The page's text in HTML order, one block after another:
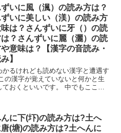
ずいに風（渢）の読み方は？
ずいに美しい（渼）の読み方
は？さんずいに牙（）の読
？さんずいに麗（灑）の読
意味は？【漢字の音読み・
】
るけれども読めない漢字と遭遇す
の漢字が覚えていないと何かと生
おくといいです。 中でもここで
に下(圷)の読み方は?土へ
唐(塘)の読み方は?土へんに